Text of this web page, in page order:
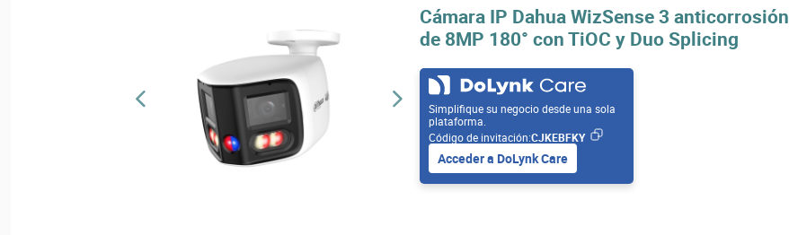
Cámara IP Dahua WizSense 3 anticorrosión
de 8MP 180° con TiOC y Duo Splicing
Simplifique su negocio desde una sola
plataforma.
Código de invitación:CJKEBFKY
Acceder a DoLynk Care